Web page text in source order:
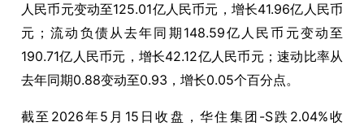
人民币元变动至125.01亿人民币元，增长41.96亿人民币
元；流动负债从去年同期148.59亿人民币元变动至
190.71亿人民币元，增长42.12亿人民币元；速动比率从
去年同期0.88变动至0.93，增长0.05个百分点。
截至2026年5月15日收盘，华住集团-S跌2.04%收